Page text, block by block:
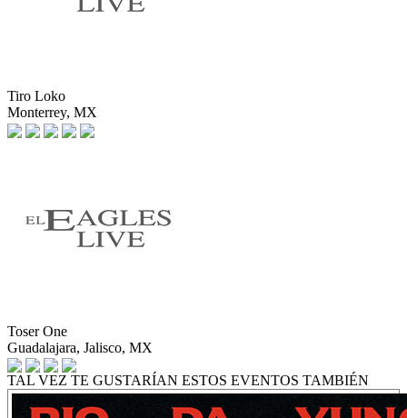
Tiro Loko
Monterrey, MX
Toser One
Guadalajara, Jalisco, MX
TAL VEZ TE GUSTARÍAN ESTOS EVENTOS TAMBIÉN